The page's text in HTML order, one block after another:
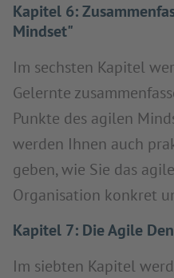
Kapitel 6:
Mindset"
Im sechsten Kapitel
Gelernte
Punkte des agilen
werden Ihnen auch
geben, wie Sie das
Organisation konkret
Kapitel 7: Die Agile
Im siebten Kapitel